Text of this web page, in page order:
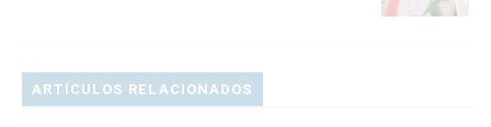
ARTÍCULOS RELACIONADOS